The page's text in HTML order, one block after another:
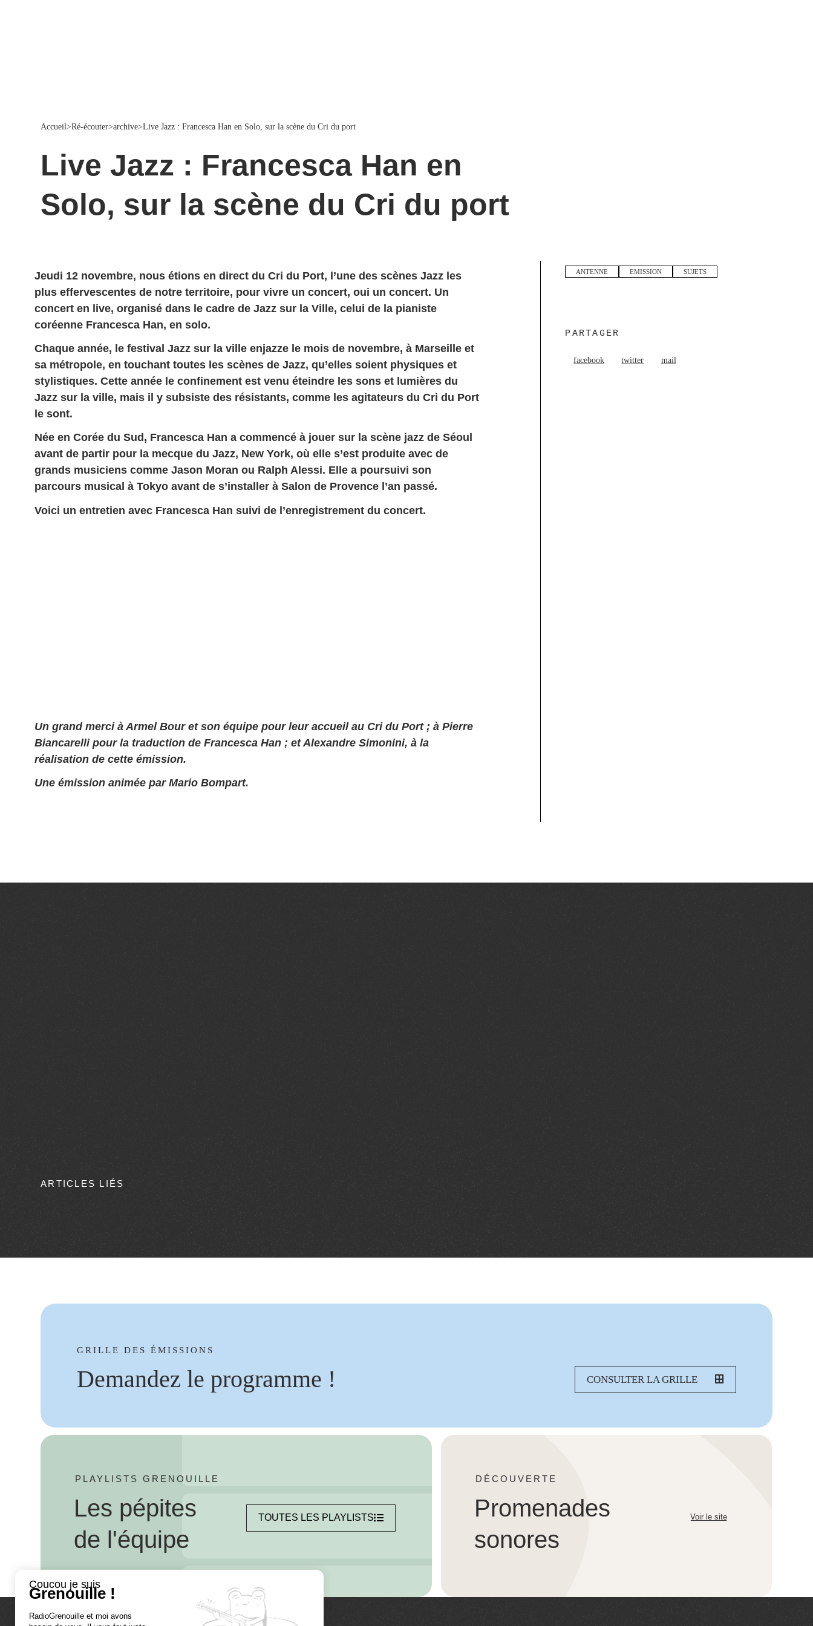
Accueil>Ré-écouter>archive>Live Jazz : Francesca Han en Solo, sur la scène du Cri du port
Live Jazz : Francesca Han en
Solo, sur la scène du Cri du port
Jeudi 12 novembre, nous étions en direct du Cri du Port, l’une des scènes Jazz les
plus effervescentes de notre territoire, pour vivre un concert, oui un concert. Un
concert en live, organisé dans le cadre de Jazz sur la Ville, celui de la pianiste
coréenne Francesca Han, en solo.
Chaque année, le festival Jazz sur la ville enjazze le mois de novembre, à Marseille et
sa métropole, en touchant toutes les scènes de Jazz, qu’elles soient physiques et
stylistiques. Cette année le confinement est venu éteindre les sons et lumières du
Jazz sur la ville, mais il y subsiste des résistants, comme les agitateurs du Cri du Port
le sont.
Née en Corée du Sud, Francesca Han a commencé à jouer sur la scène jazz de Séoul
avant de partir pour la mecque du Jazz, New York, où elle s’est produite avec de
grands musiciens comme Jason Moran ou Ralph Alessi. Elle a poursuivi son
parcours musical à Tokyo avant de s’installer à Salon de Provence l’an passé.
Voici un entretien avec Francesca Han suivi de l’enregistrement du concert.
Un grand merci à Armel Bour et son équipe pour leur accueil au Cri du Port ; à Pierre
Biancarelli pour la traduction de Francesca Han ; et Alexandre Simonini, à la
réalisation de cette émission.
Une émission animée par Mario Bompart.
ANTENNE EMISSION SUJETS
PARTAGER
facebook twitter mail
ARTICLES LIÉS
GRILLE DES ÉMISSIONS
Demandez le programme ! CONSULTER LA GRILLE
PLAYLISTS GRENOUILLE
Les pépites
de l'équipe
TOUTES LES PLAYLISTS
DÉCOUVERTE
Promenades
sonores
Voir le site
Coucou je suis
Grenouille !
RadioGrenouille et moi avons